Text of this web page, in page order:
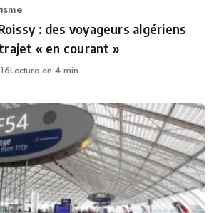
: des voyageurs algériens
« en courant »
Lecture en 4 min